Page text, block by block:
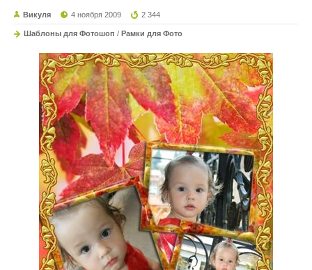
Викуля 4 ноября 2009 2 344
Шаблоны для Фотошоп / Рамки для Фото